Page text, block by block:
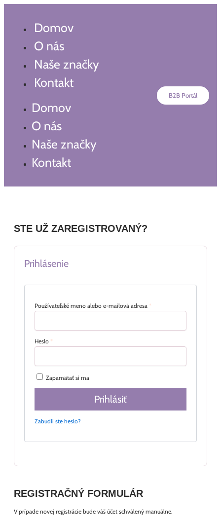
Preskočiť
Domov
O nás
Naše značky
Kontakt
Domov
O nás
Naše značky
Kontakt
B2B Portál
STE UŽ ZAREGISTROVANÝ?
Prihlásenie
Používateľské meno alebo e-mailová adresa *
Heslo *
Zapamätať si ma
Prihlásiť
Zabudli ste heslo?
REGISTRAČNÝ FORMULÁR
V prípade novej registrácie bude váš účet schválený manuálne.